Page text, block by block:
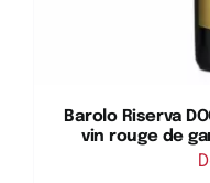
Barolo Riserva
vin rouge de